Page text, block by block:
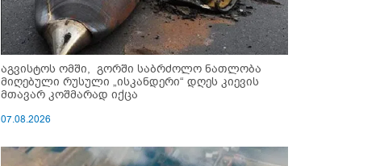
აგვისტოს ომში, გორში საბრძოლო ნათლობა
მიღებული რუსული „ისკანდერი“ დღეს კიევის
მთავარ კოშმარად იქცა
07.08.2026